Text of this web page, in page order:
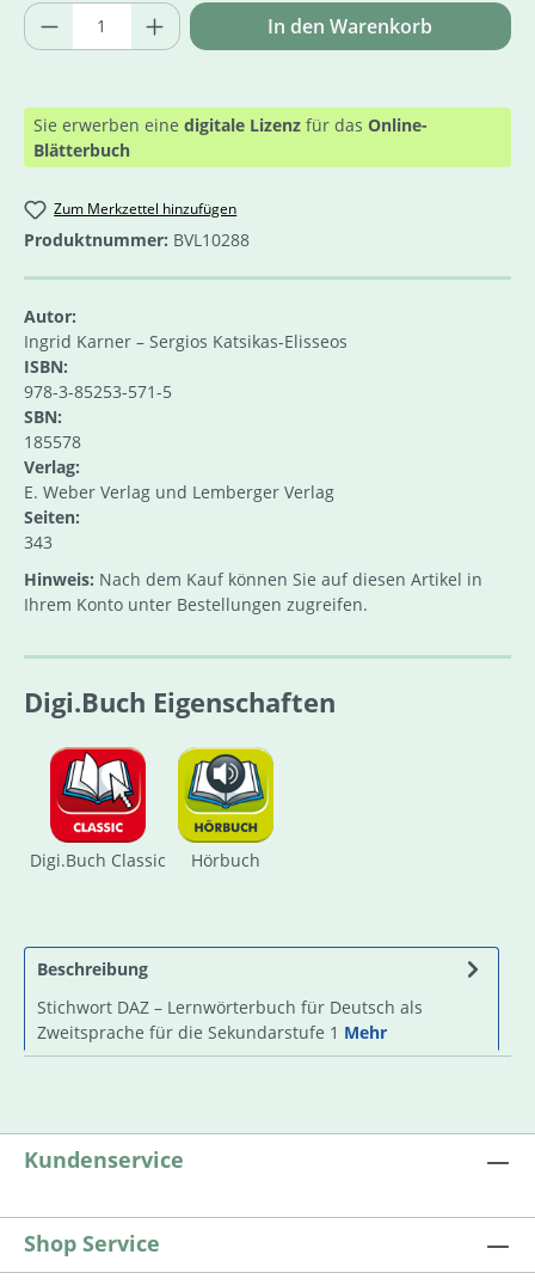
Produkt Anzahl: Gib den gewünschten
In den Warenkorb
Sie erwerben eine digitale Lizenz für das Online-
Blätterbuch
Zum Merkzettel hinzufügen
Produktnummer: BVL10288
Autor:
Ingrid Karner – Sergios Katsikas-Elisseos
ISBN:
978-3-85253-571-5
SBN:
185578
Verlag:
E. Weber Verlag und Lemberger Verlag
Seiten:
343
Hinweis: Nach dem Kauf können Sie auf diesen Artikel in
Ihrem Konto unter Bestellungen zugreifen.
Digi.Buch Eigenschaften
Digi.Buch Classic Hörbuch
Beschreibung
Stichwort DAZ – Lernwörterbuch für Deutsch als
Zweitsprache für die Sekundarstufe 1 Mehr
Kundenservice
Shop Service